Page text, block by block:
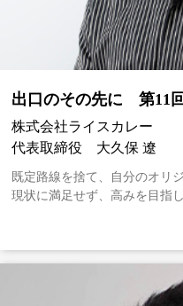
出口のその先に 第11回
株式会社ライスカレー
代表取締役 大久保 遼
既定路線を捨て、自分のオリ
現状に満足せず、高みを目指し